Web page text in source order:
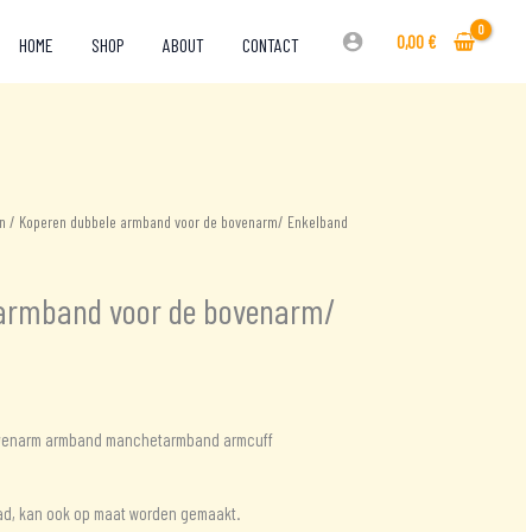
HOME SHOP ABOUT CONTACT 0,00 €
/ Koperen dubbele armband voor de bovenarm/ Enkelband
voor de bovenarm/
armband manchetarmband armcuff
kan ook op maat worden gemaakt.